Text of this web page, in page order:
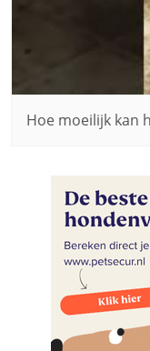
Hoe moeilijk kan